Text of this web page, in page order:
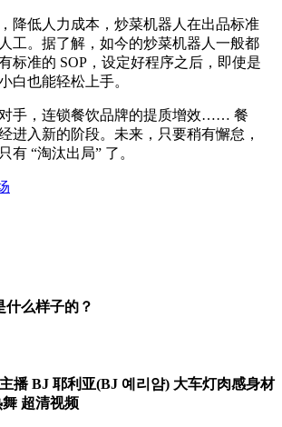
降低人力成本，炒菜机器人在出品标准
工。据了解，如今的炒菜机器人一般都
标准的 SOP，设定好程序之后，即使是
白也能轻松上手。
手，连锁餐饮品牌的提质增效…… 餐
进入新的阶段。未来，只要稍有懈怠，
有 “淘汰出局” 了。
什么样子的？
播 BJ 耶利亚(BJ 예리얌) 大车灯肉感身材
超清视频